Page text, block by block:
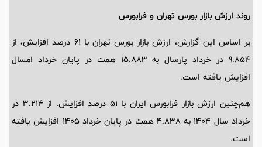
روند ارزش بازار بورس تهران و فرابورس
بر اساس این گزارش، ارزش بازار بورس تهران با 61 درصد افزایش، از
9.854 در خرداد پارسال به 15.883 همت در پایان خرداد امسال
افزایش یافته‌ است.
هم‌چنین ارزش بازار فرابورس ایران با 51 درصد افزایش، از 3.214 در
خرداد سال 1404 به 4.838 همت در پایان خرداد 1405 افزایش یافته‌
است.